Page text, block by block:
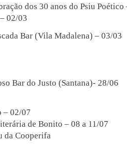
dos 30 anos do Psiu Poético
02/03
Bar (Vila Madalena) – 03/03
Bar do Justo (Santana)- 28/06
– 02/07
de Bonito – 08 a 11/07
da Cooperifa